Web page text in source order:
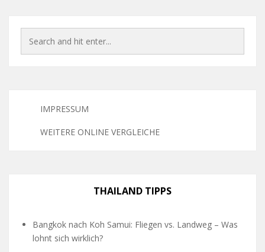
IMPRESSUM
WEITERE ONLINE VERGLEICHE
THAILAND TIPPS
Bangkok nach Koh Samui: Fliegen vs. Landweg – Was
lohnt sich wirklich?